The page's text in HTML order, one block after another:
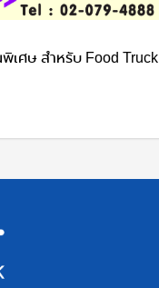
พิเศษ สำหรับ Food Truck